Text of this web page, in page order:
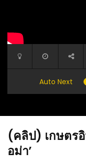
Auto Next
(คลิป) เกษตรอิ
อม่า’